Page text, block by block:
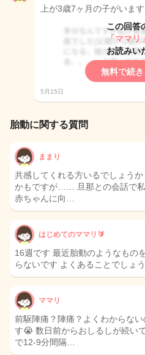
上が3歳7ヶ月の子がいま
この回答
「ママリ
お読みい
無料で続
5月15日
胎動に関する質問
ままり
共感してくれる方いるでしょう
かもですが…… 旦那との会話で
赤ちゃんに向…
はじめてのママリ🔰
16週です 最近胎動のようなもの
らないです よくあることでしょ
ママリ
前駆陣痛？陣痛？よくわからな
す😭 数日前からおしるしが続い
で12-9分間隔…